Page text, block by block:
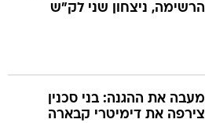
הרשימה, ניצחון שני לק"ש
מעבה את ההגנה: בני סכנין
צירפה את דימיטרי קבארה